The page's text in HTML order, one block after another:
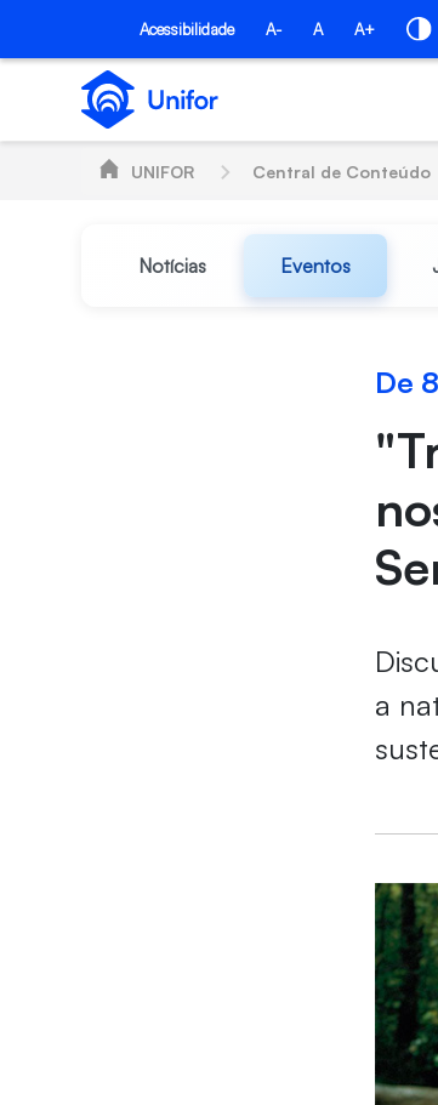
Pular para o Conteúdo principal
Acessibilidade A- A A+
UNIFOR Central de Conteúdo
Notícias Eventos
De
a